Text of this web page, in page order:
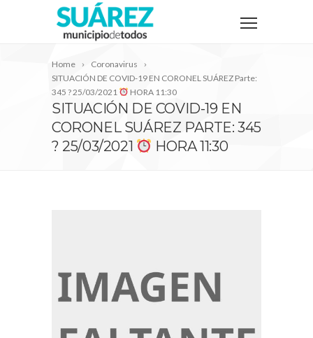
Home
Coronavirus
SITUACIÓN DE COVID-19 EN CORONEL SUÁREZ Parte:
345 ? 25/03/2021
HORA 11:30
SITUACIÓN DE COVID-19 EN
CORONEL SUÁREZ PARTE: 345
? 25/03/2021
HORA 11:30